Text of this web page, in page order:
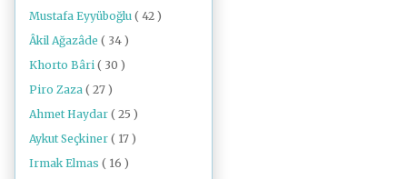
Mustafa Eyyüboğlu ( 42 )
Âkil Ağazâde ( 34 )
Khorto Bâri ( 30 )
Piro Zaza ( 27 )
Ahmet Haydar ( 25 )
Aykut Seçkiner ( 17 )
Irmak Elmas ( 16 )